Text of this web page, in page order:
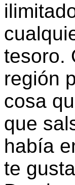
tesoro.
región
cosa
que
había
te